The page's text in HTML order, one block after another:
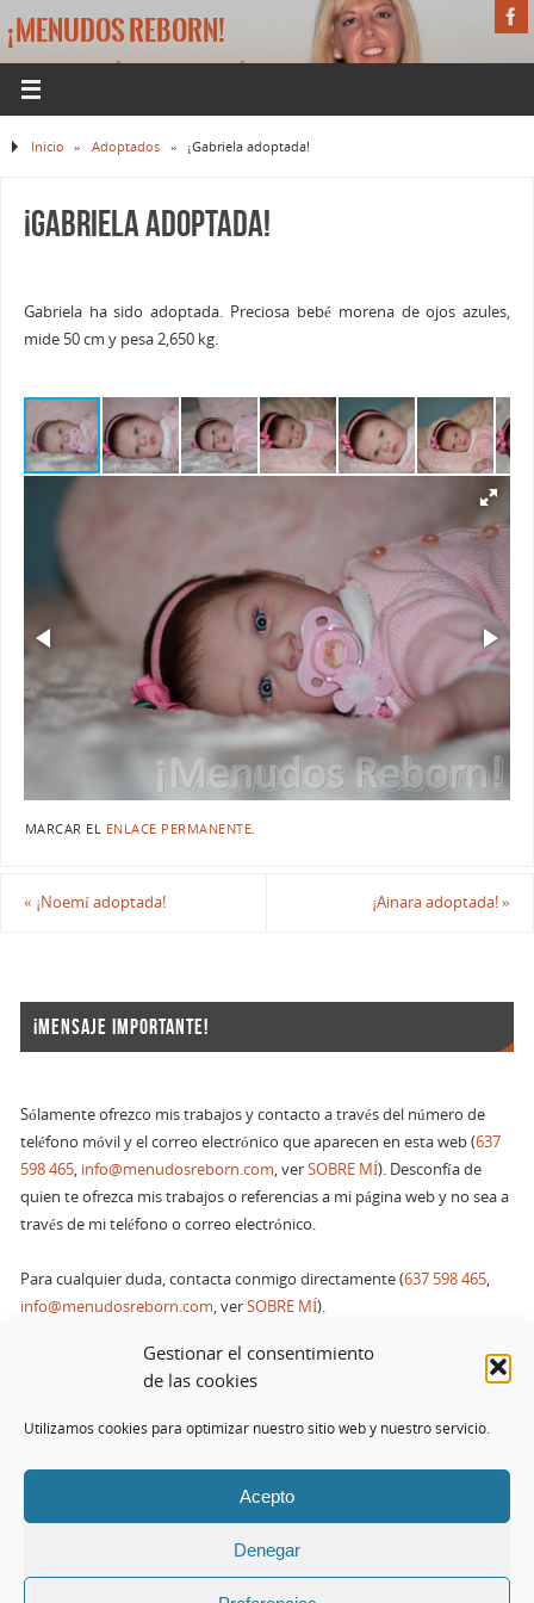
Gestionar el consentimiento
de las cookies
Utilizamos cookies para optimizar nuestro sitio web y nuestro servicio.
Acepto
Denegar
¡MENUDOS REBORN!
LA WEB DE BEBÉS REBORN DE MÓNICA
Inicio » Adoptados » ¡Gabriela adoptada!
¡Gabriela adoptada!
Gabriela ha sido adoptada. Preciosa bebé morena de ojos azules,
mide 50 cm y pesa 2,650 kg.
MARCAR EL ENLACE PERMANENTE
« ¡Noemí adoptada! ¡Ainara adoptada!»
¡MENSAJE IMPORTANTE!
Sólamente ofrezco mis trabajos y contacto a través del número de
teléfono móvil y el correo electrónico que aparecen en esta web (637
598 465, info@menudosreborn.com, verSOBRE MÍ). Desconfía de
quien te ofrezca mis trabajos o referencias a mi página web y no sea a
través de mi teléfono o correo electrónico.
Para cualquier duda, contacta conmigo directamente (637 598 465,
info@menudosreborn.com, verSOBRE MÍ).
Usted puede revocar en cualquier momento su conformidad en usar
cookies pulsando el siguiente botón [cookies_revoke]
© Todos los derechos reservados.
info@menudosreborn.com
FUNCIONA CONPARABOLA&WORDPRESS.